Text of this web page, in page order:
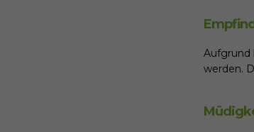
Aufgrund
werden.